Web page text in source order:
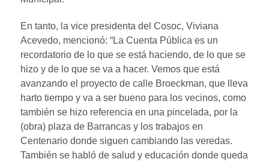
En tanto, la vice presidenta del Cosoc, Viviana
Acevedo, mencionó: “La Cuenta Pública es un
recordatorio de lo que se está haciendo, de lo que se
hizo y de lo que se va a hacer. Vemos que está
avanzando el proyecto de calle Broeckman, que lleva
harto tiempo y va a ser bueno para los vecinos, como
también se hizo referencia en una pincelada, por la
(obra) plaza de Barrancas y los trabajos en
Centenario donde siguen cambiando las veredas.
También se habló de salud y educación donde queda